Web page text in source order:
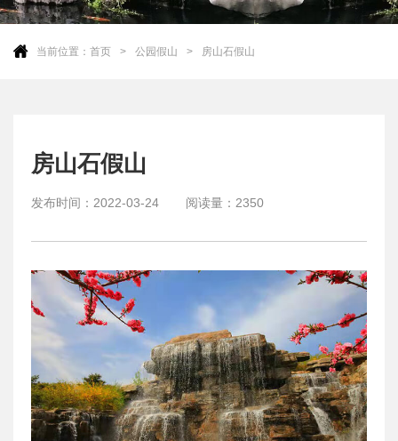
当前位置： 首页 公园假山 房山石假山
房山石假山
发布时间： 2022-03-24 阅读量： 2350